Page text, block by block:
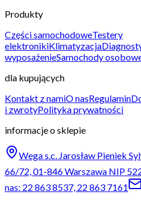
Produkty
Części samochodoweTestery
elektronikiKlimatyzacja
wyposażenieSamochody
dla kupujących
Kontakt z namiO nasRegulamin
i zwrotyPolityka prywatności
informacje o sklepie
Wega s.c. Jarosław Pieniek
66/72, 01-846 Warszawa NIP
nas: 22 863 8537, 22 863 7161